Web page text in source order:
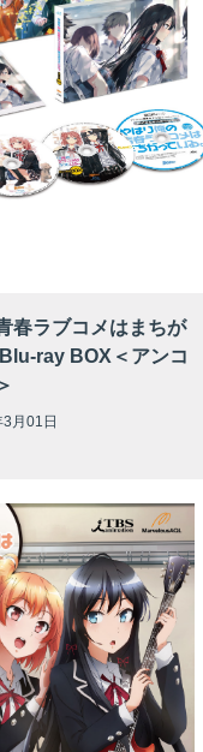
春ラブコメはまちが
ray BOX＜アンコ
月01日